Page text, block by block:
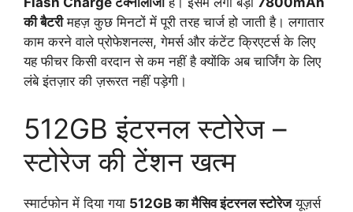
की बैटरीमहज़ कुछ मिनटों में पूरी तरह चार्ज हो जाती है। लगातार
काम करने वाले प्रोफेशनल्स, गेमर्स और कंटेंट क्रिएटर्स के लिए
यह फीचर किसी वरदान से कम नहीं है क्योंकि अब चार्जिंग के लिए
लंबे इंतज़ार की ज़रूरत नहीं पड़ेगी।
512GB इंटरनल स्टोरेज –
स्टोरेज की टेंशन खत्म
स्मार्टफोन में दिया गया 512GB का मैसिव इंटरनल स्टोरेजयूज़र्स